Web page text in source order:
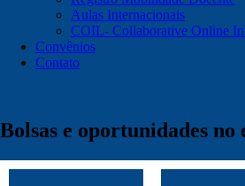
Aulas Internacionais
COIL- Collaborative Online
Convênios
Contato
Bolsas e oportunidades